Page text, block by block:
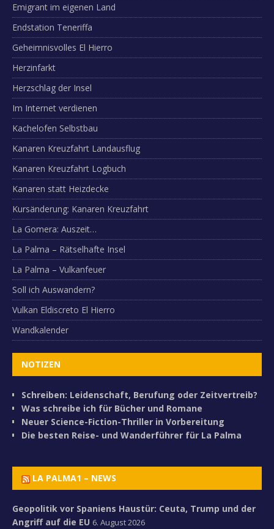
Emigrant im eigenen Land
Endstation Teneriffa
Geheimnisvolles El Hierro
Herzinfarkt
Herzschlag der Insel
Im Internet verdienen
Kachelofen Selbstbau
Kanaren Kreuzfahrt Landausflug
Kanaren Kreuzfahrt Logbuch
Kanaren statt Heizdecke
Kursänderung: Kanaren Kreuzfahrt
La Gomera: Auszeit…
La Palma – Rätselhafte Insel
La Palma – Vulkanfeuer
Soll ich Auswandern?
Vulkan Eldiscreto El Hierro
Wandkalender
NOTIZEN
Schreiben: Leidenschaft, Berufung oder Zeitvertreib?
Was schreibe ich für Bücher und Romane
Neuer Science-Fiction-Thriller in Vorbereitung
Die besten Reise- und Wanderführer für La Palma
LA PALMA1 – NEWS
Geopolitik vor Spaniens Haustür: Ceuta, Trump und der
Angriff auf die EU 6. August 2026